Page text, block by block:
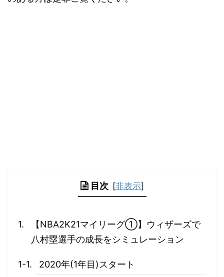
目次 [非表示]
【NBA2K21マイリーグ①】ウィザーズで
八村塁選手の成長をシミュレーション
2020年(1年目)スタート